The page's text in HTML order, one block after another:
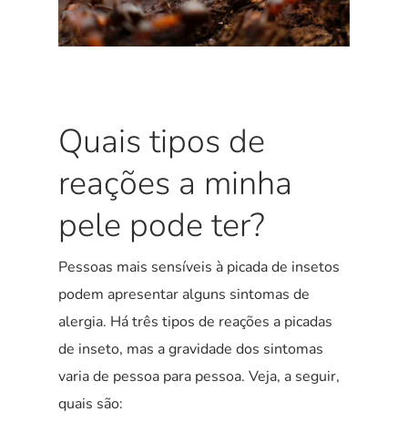
Quais tipos de
reações a minha
pele pode ter?
Pessoas mais sensíveis à picada de insetos
podem apresentar alguns sintomas de
alergia. Há três tipos de reações a picadas
de inseto, mas a gravidade dos sintomas
varia de pessoa para pessoa. Veja, a seguir,
quais são: